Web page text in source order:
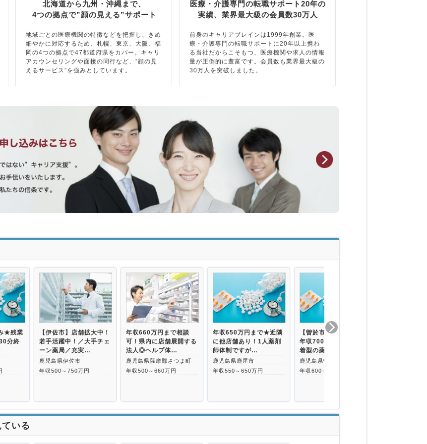
北海道から九州・沖縄まで、
4つの拠点で”顔の見える”サポート
地域ごとの医療機関の特徴などを把握し、きめ
細やかに対応するため、札幌、東京、大阪、福
岡の4つの拠点で47都道府県をカバー。キャリ
アカウンセリングや面接の同行など、”顔の見
えるサービス”を強みとしています。
医療・介護専門の転職サポート20年の
実績、業界最大級の会員数30万人
前身のキャリアブレインは1999年創業。医
療・介護専門の転職サポートに20年以上携わ
る当社だからこそもつ、医療機関や求人の情報
量が圧倒的に豊富です。会員数も業界最大級の
30万人を突破しました。
★残業
分終
【伊佐市】店舗拡大中！
若手活躍中！／大手チェ
ーン薬局／充実…
鹿児島県伊佐市
年収500～750万円
年収660万円まで相談
可！県内に店舗展開する
法人◎ヘルプ体…
鹿児島県薩摩郡さつま町
年収500～660万円
年収650万円まで★近隣
に他店舗あり！1人薬剤
師体制ですが…
鹿児島県鹿屋市
年収550～650万円
【曽於市】管理薬剤師◇
年収700万可能◇地域密
着型の薬局で…
鹿児島県曽於市
年収600～700万円
いる